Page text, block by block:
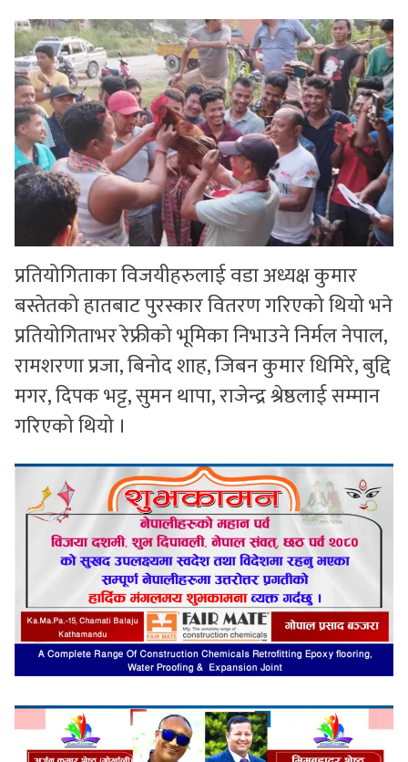
प्रतियोगिताका विजयीहरुलाई वडा अध्यक्ष कुमार
बस्तेतको हातबाट पुरस्कार वितरण गरिएको थियो भने
प्रतियोगिताभर रेफ्रीको भूमिका निभाउने निर्मल नेपाल,
रामशरणा प्रजा, बिनोद शाह, जिबन कुमार धिमिरे, बुद्दि
मगर, दिपक भट्ट, सुमन थापा, राजेन्द्र श्रेष्ठलाई सम्मान
गरिएको थियो ।